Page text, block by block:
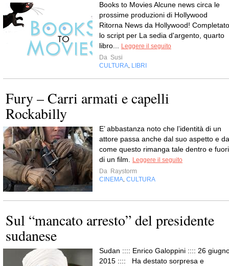
Books to Movies Alcune news circa le
prossime produzioni di Hollywood
Ritorna News da Hollywood! Completato
lo script per La sedia d'argento, quarto
libro...
Leggere il seguito
Da Susi
CULTURA LIBRI
Fury – Carri armati e capelli
Rockabilly
E’ abbastanza noto che l’identità di un
attore passa anche dal suo aspetto e da
come questo rimanga tale dentro e fuori
di un film.
Leggere il seguito
Da Raystorm
CINEMA CULTURA
Sul “mancato arresto” del presidente
sudanese
Sudan :::: Enrico Galoppini :::: 26
2015 :::: Ha destato sorpresa e